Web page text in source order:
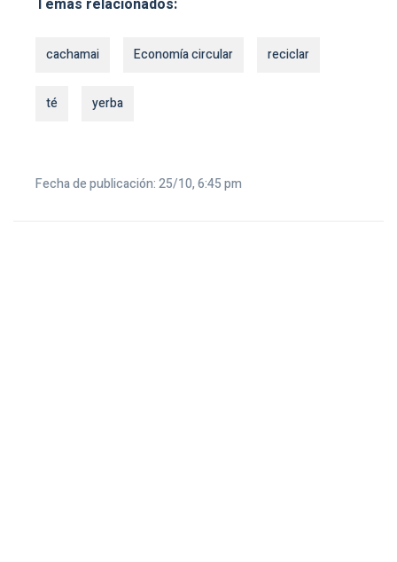
cachamai Economía circular reciclar
té yerba
Fecha de publicación: 25/10, 6:45 pm